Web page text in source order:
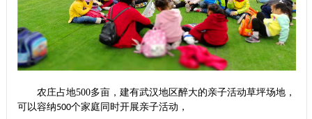
农庄占地500多亩，建有武汉地区醉大的亲子活动草坪场地，
可以容纳500个家庭同时开展亲子活动，